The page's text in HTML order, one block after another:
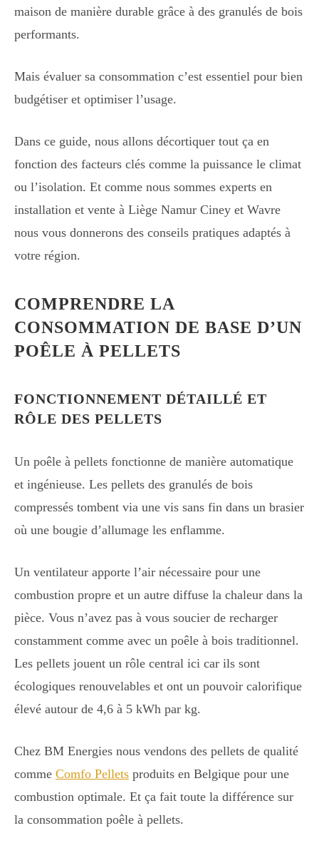
maison de manière durable grâce à des granulés de bois
performants.
Mais évaluer sa consommation c’est essentiel pour bien
budgétiser et optimiser l’usage.
Dans ce guide, nous allons décortiquer tout ça en
fonction des facteurs clés comme la puissance le climat
ou l’isolation. Et comme nous sommes experts en
installation et vente à Liège Namur Ciney et Wavre
nous vous donnerons des conseils pratiques adaptés à
votre région.
COMPRENDRE LA
CONSOMMATION DE BASE D’UN
POÊLE À PELLETS
FONCTIONNEMENT DÉTAILLÉ ET
RÔLE DES PELLETS
Un poêle à pellets fonctionne de manière automatique
et ingénieuse. Les pellets des granulés de bois
compressés tombent via une vis sans fin dans un brasier
où une bougie d’allumage les enflamme.
Un ventilateur apporte l’air nécessaire pour une
combustion propre et un autre diffuse la chaleur dans la
pièce. Vous n’avez pas à vous soucier de recharger
constamment comme avec un poêle à bois traditionnel.
Les pellets jouent un rôle central ici car ils sont
écologiques renouvelables et ont un pouvoir calorifique
élevé autour de 4,6 à 5 kWh par kg.
Chez BM Energies nous vendons des pellets de qualité
comme Comfo Pellets produits en Belgique pour une
combustion optimale. Et ça fait toute la différence sur
la consommation poêle à pellets.